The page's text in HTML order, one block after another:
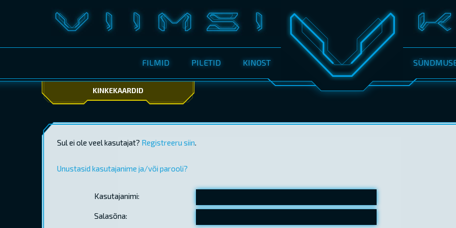
FILMID PILETID KINOST
KINKEKAARDID
Sul ei ole veel kasutajat? Registreeru siin.
Unustasid kasutajanime ja/või parooli?
Kasutajanimi:
Salasõna: